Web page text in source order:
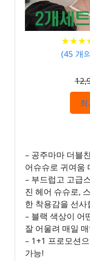
★★★
★★★
(45 개
– 공주마마 더블
어슈슈로 귀여움
– 부드럽고 고급
진 헤어 슈슈로,
한 착용감을 선사
– 블랙 색상이 어
잘 어울려 매일
– 1+1 프로모션
가능!